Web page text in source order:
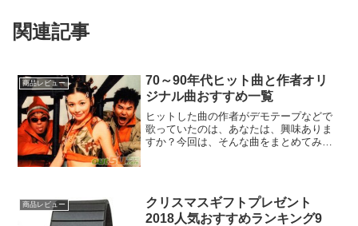
関連記事
商品レビュー
70～90年代ヒット曲と作者オリ
ジナル曲おすすめ一覧
ヒットした曲の作者がデモテープなどで
歌っていたのは、あなたは、興味ありま
すか？今回は、そんな曲をまとめてみま
商品レビュー
クリスマスギフトプレゼント
2018人気おすすめランキング9